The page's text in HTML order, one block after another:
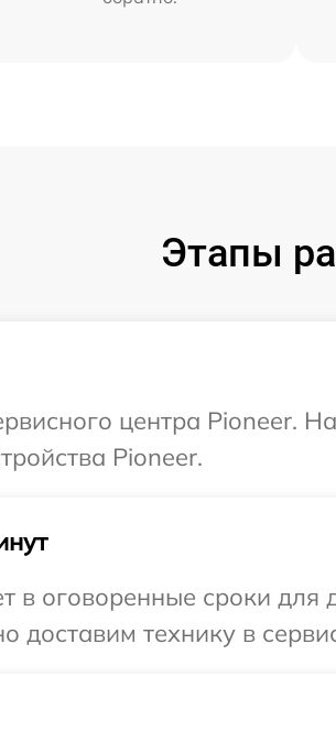
Этапы
центра Pioneer.
Pioneer.
оговоренные сроки для
доставим технику в